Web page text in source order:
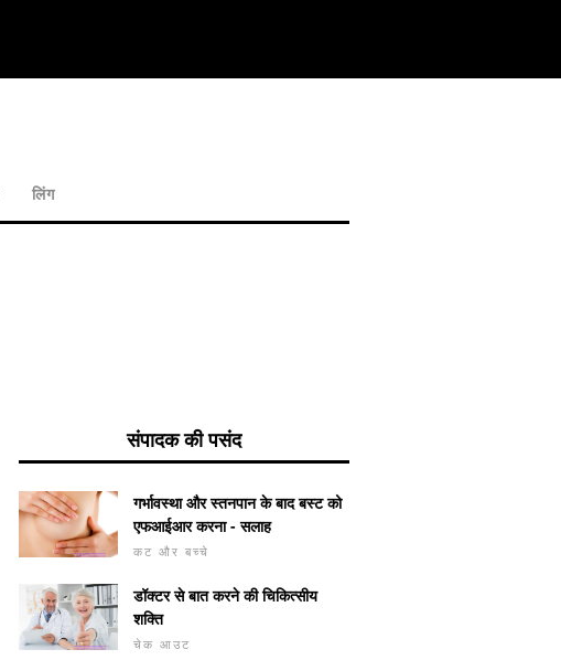
लिंग
संपादक की पसंद
गर्भावस्था और स्तनपान के बाद बस्ट को
एफआईआर करना - सलाह
कट और बच्चे
डॉक्टर से बात करने की चिकित्सीय
शक्ति
चेक आउट